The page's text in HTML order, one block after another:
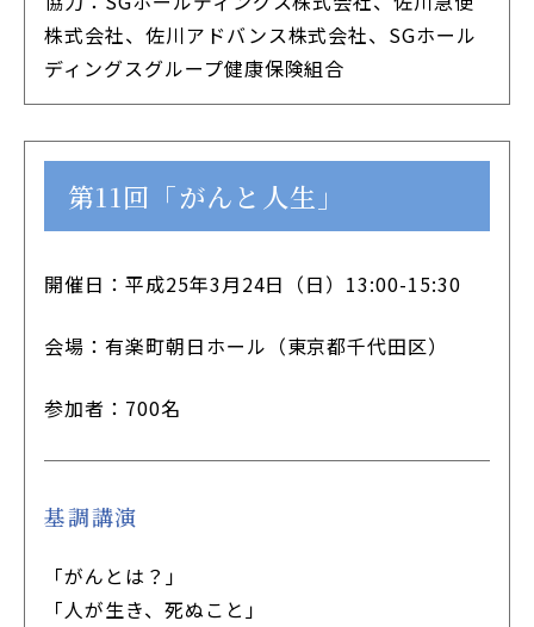
株式会社、佐川アドバンス株式会社、SGホール
ディングスグループ健康保険組合
第11回「がんと人生」
開催日：平成25年3月24日（日）13:00-15:30
会場：有楽町朝日ホール（東京都千代田区）
参加者：700名
基調講演
「がんとは？」
「人が生き、死ぬこと」